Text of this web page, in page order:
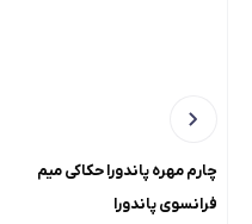
چارم مهره پاندورا حکاکی میم
فرانسوی پاندورا